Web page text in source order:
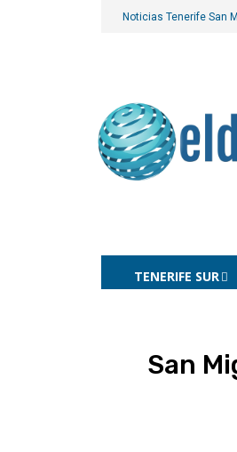
Noticias Tenerife San
TENERIFE SUR
San